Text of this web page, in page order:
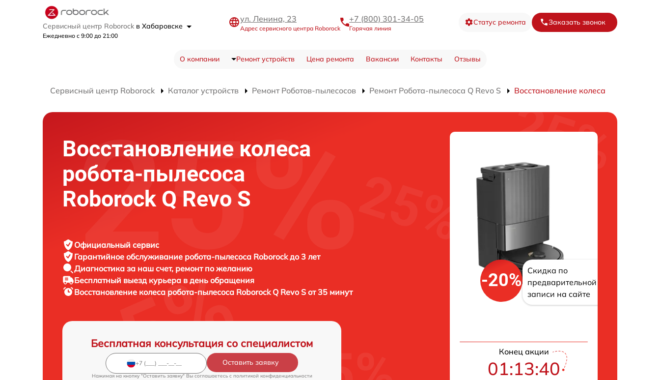
Сервисный центр Roborock в Хабаровске
Ежедневно с 9:00 до 21:00
ул. Ленина, 23
Адрес сервисного центра Roborock
+7 (800) 301-34-05
Горячая линия
Статус ремонта Заказать звонок
О компании Ремонт устройств Цена ремонта Вакансии Контакты Отзывы
Сервисный центр Roborock Каталог устройств Ремонт Роботов-пылесосов Ремонт Робота-пылесоса Q Revo S Восстановление колеса
Восстановление колеса
робота-пылесоса
Roborock Q Revo S
Официальный сервис
Гарантийное обслуживание робота-пылесоса Roborock до 3 лет
Диагностика за наш счет, ремонт по желанию
Бесплатный выезд курьера в день обращения
Восстановление колеса робота-пылесоса Roborock Q Revo S от 35 минут
Бесплатная консультация со специалистом
Оставить заявку
Нажимая на кнопку "Оставить заявку" Вы соглашаетесь c политикой конфиденциальности
-20%
Скидка по
предварительной
записи на сайте
Конец акции
01:13:39